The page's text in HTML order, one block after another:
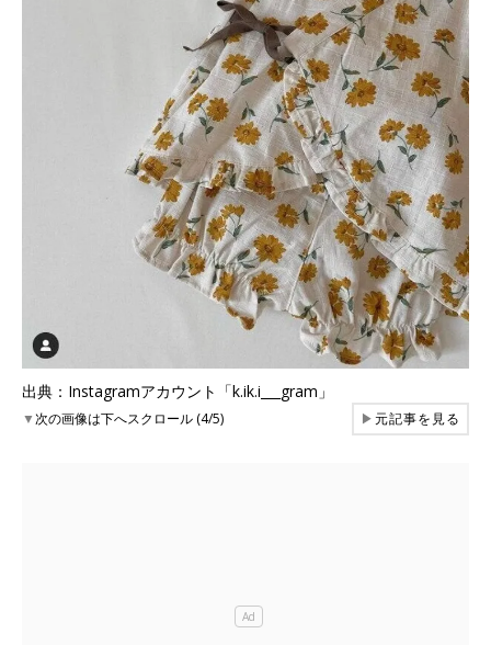
出典：Instagramアカウント「k.ik.i___gram」
▼次の画像は下へスクロール (4/5) ▶元記事を見る